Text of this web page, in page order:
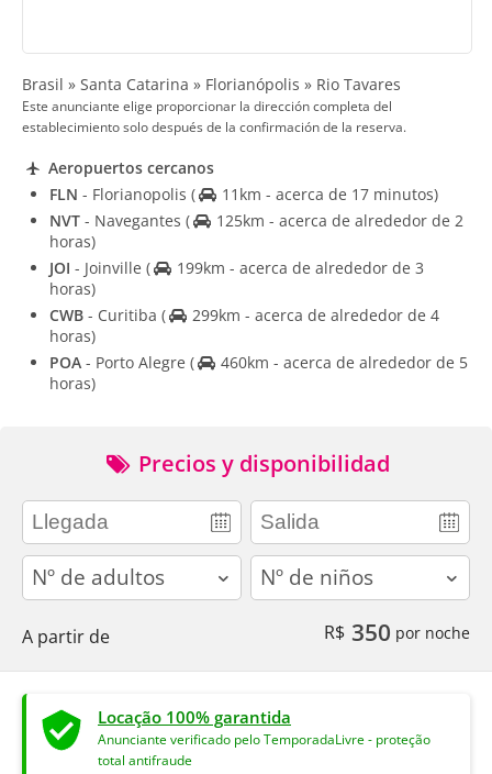
Brasil » Santa Catarina » Florianópolis » Rio Tavares
Este anunciante elige proporcionar la dirección completa del
establecimiento solo después de la confirmación de la reserva.
Aeropuertos cercanos
FLN - Florianopolis (
11km - acerca de 17 minutos)
NVT - Navegantes (
125km - acerca de alrededor de 2
horas)
JOI - Joinville (
199km - acerca de alrededor de 3
horas)
CWB - Curitiba (
299km - acerca de alrededor de 4
horas)
POA - Porto Alegre (
460km - acerca de alrededor de 5
horas)
Precios y disponibilidad
adults children
A partir de R$ 350 por noche
Locação 100% garantida
Anunciante verificado pelo TemporadaLivre - proteção
total antifraude